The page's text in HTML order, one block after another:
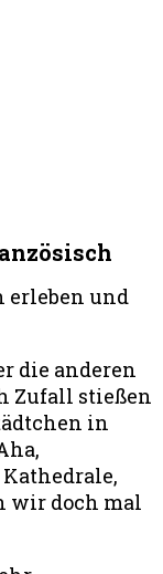
erleben und
die anderen
Zufall stießen
in
wir doch mal